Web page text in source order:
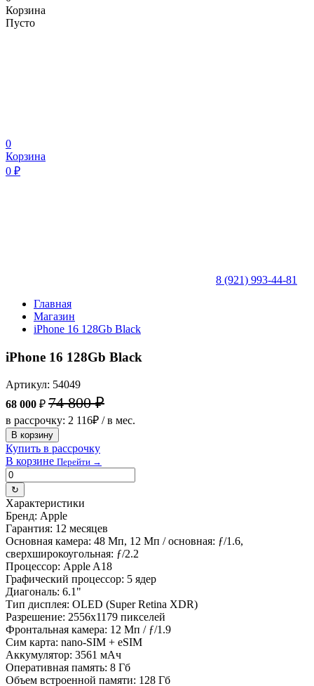
Корзина
Пусто
0
Корзина
0 ₽
8 (921) 993-44-81
Главная
Магазин
iPhone 16 128Gb Black
iPhone 16 128Gb Black
Артикул: 54049
68 000 ₽ 74 800 ₽
в рассрочку: 2 116₽ / в мес.
В корзину
Купить в рассрочку
В корзине Перейти →
↻
Характеристики
Бренд: Apple
Гарантия: 12 месяцев
Основная камера: 48 Мп, 12 Мп / основная: ƒ/1.6,
сверхширокоугольная: ƒ/2.2
Процессор: Apple A18
Графический процессор: 5 ядер
Диагональ: 6.1"
Тип дисплея: OLED (Super Retina XDR)
Разрешение: 2556x1179 пикселей
Фронтальная камера: 12 Мп / ƒ/1.9
Сим карта: nano-SIM + eSIM
Аккумулятор: 3561 мАч
Оперативная память: 8 Гб
Объем встроенной памяти: 128 Гб